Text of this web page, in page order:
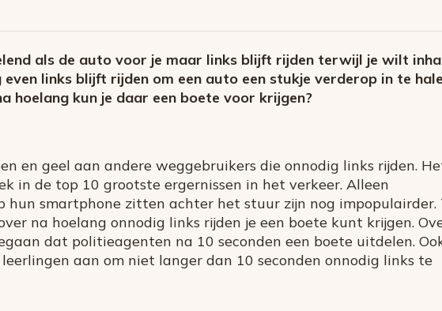
als de auto voor je maar links blijft rijden terwijl je wilt
links blijft rijden om een auto een stukje verderop in te
hoelang kun je daar een boete voor krijgen?
en geel aan andere weggebruikers die onnodig links rijden.
in de top 10 grootste ergernissen in het verkeer. Alleen
hun smartphone zitten achter het stuur zijn nog impopulairder.
na hoelang onnodig links rijden je een boete kunt krijgen.
dat politieagenten na 10 seconden een boete uitdelen.
aan om niet langer dan 10 seconden onnodig links te